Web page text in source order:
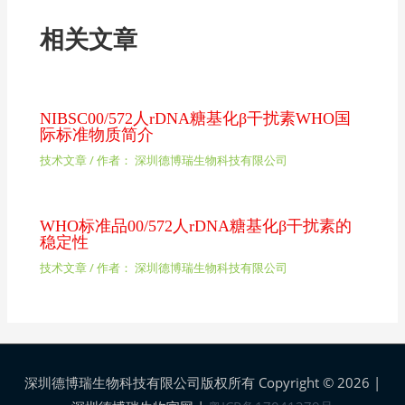
相关文章
NIBSC00/572人rDNA糖基化β干扰素WHO国
际标准物质简介
技术文章/ 作者： 深圳德博瑞生物科技有限公司
WHO标准品00/572人rDNA糖基化β干扰素的
稳定性
技术文章/ 作者： 深圳德博瑞生物科技有限公司
深圳德博瑞生物科技有限公司版权所有 Copyright © 2026 |